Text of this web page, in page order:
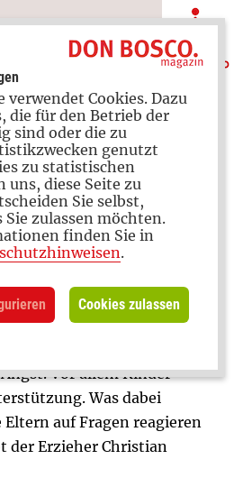
den Krieg reden
Vor allem Kinder
Was dabei
auf Fragen reagieren
der Erzieher Christian
verwendet Cookies. Dazu
die für den Betrieb der
sind oder die zu
genutzt
zu statistischen
uns, diese Seite zu
Sie selbst,
Sie zulassen möchten.
finden Sie in
.
Cookies zulassen